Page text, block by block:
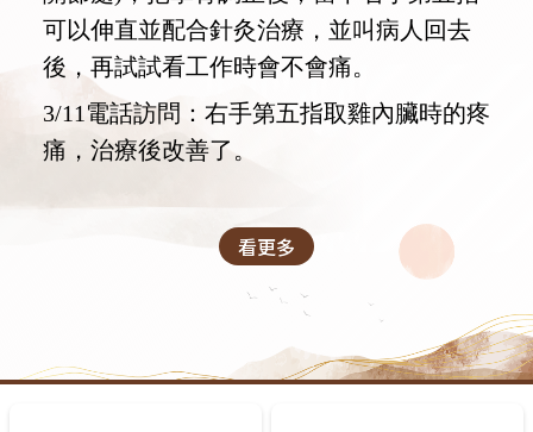
可以伸直並配合針灸治療，並叫病人回去
後，再試試看工作時會不會痛。
3/11電話訪問：右手第五指取雞內臟時的疼
痛，治療後改善了。
看更多